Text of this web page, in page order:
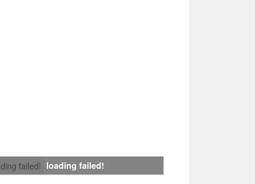
failed! loading failed!